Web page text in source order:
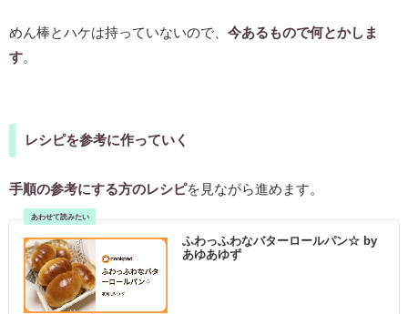
めん棒とハケは持っていないので、 今あるもので何とかしま
す。
レシピを参考に作っていく
手順の参考にする方のレシピを見ながら進めます。
ふわっふわなバターロールパン☆ by
あゆあゆず